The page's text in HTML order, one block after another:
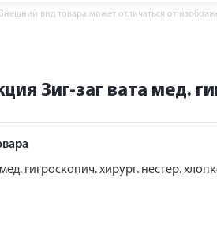
Внешний вид товара может отличаться от
Зиг-заг вата мед.
мед. гигроскопич. хирург. нестер.